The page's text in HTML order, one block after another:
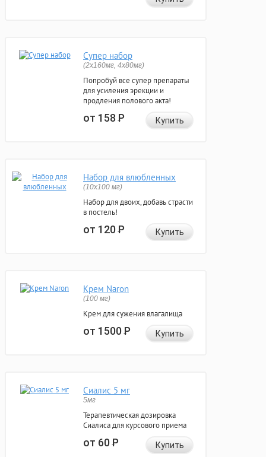
Супер набор
(2х160мг, 4х80мг)
Попробуй все супер препараты
для усиления эрекции и
продления полового акта!
от 158Р Купить
Набор для влюбленных
(10х100 мг)
Набор для двоих, добавь страсти
в постель!
от 120Р Купить
Крем Naron
(100 мг)
Крем для сужения влагалища
от 1500Р Купить
Сиалис 5 мг
5мг
Терапевтическая дозировка
Сиалиса для курсового приема
от 60Р Купить